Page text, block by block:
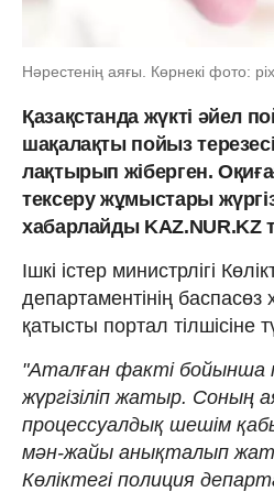
Нәрестенің аяғы. Көрнекі фото:
Қазақстанда жүкті әйел
шақалақты пойыз
лақтырып жіберген.
тексеру жұмыстары
хабарлайды KAZ.NUR.KZ
Ішкі істер министрлігі
департаментінің
қатысты портал тілшісіне
"Аталған факті бойынша
жүргізіліп жатыр. Соның
процессуалдық шешім
мән-жайы анықталып
Көліктегі полиция